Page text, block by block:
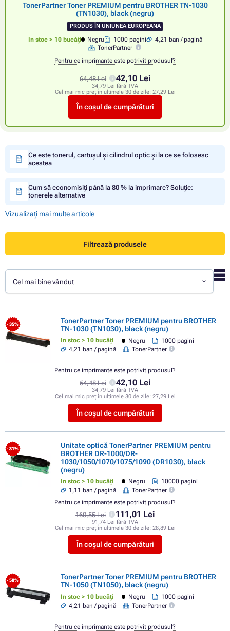
TonerPartner Toner PREMIUM pentru BROTHER TN-1030
(TN1030), black (negru)
PRODUS ÎN UNIUNEA EUROPEANA
In stoc > 10 bucăți Negru 1000 pagini
4,21 ban / pagină
TonerPartner
Pentru ce imprimante este potrivit produsul?
64,48 Lei 42,10 Lei
34,79 Lei fără TVA
Cel mai mic preț în ultimele 30 de zile: 27,29 Lei
În coșul de cumpărături
Ce este tonerul, cartușul și cilindrul optic și la ce se folosesc
acestea
Cum să economisiți până la 80 % la imprimare? Soluție:
tonerele alternative
Vizualizați mai multe articole
Filtrează produsele
Cel mai bine vândut
- 35%
TonerPartner Toner PREMIUM pentru BROTHER
TN-1030 (TN1030), black (negru)
In stoc > 10 bucăți Negru
1000 pagini
4,21 ban / pagină
TonerPartner
64,48 Lei 42,10 Lei
34,79 Lei fără TVA
Cel mai mic preț în ultimele 30 de zile: 27,29 Lei
În coșul de cumpărături
Pentru ce imprimante este potrivit produsul?
- 31%
Unitate optică TonerPartner PREMIUM pentru
BROTHER DR-1000/DR-
1030/1050/1070/1075/1090 (DR1030), black
(negru)
In stoc > 10 bucăți Negru
10000 pagini
1,11 ban / pagină
TonerPartner
160,55 Lei 111,01 Lei
91,74 Lei fără TVA
Cel mai mic preț în ultimele 30 de zile: 28,89 Lei
În coșul de cumpărături
Pentru ce imprimante este potrivit produsul?
- 58%
TonerPartner Toner PREMIUM pentru BROTHER
TN-1050 (TN1050), black (negru)
In stoc > 10 bucăți Negru
1000 pagini
4,21 ban / pagină
TonerPartner
Pentru ce imprimante este potrivit produsul?